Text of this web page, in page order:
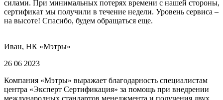
силами. При минимальных потерях времени с нашей стороны,
сертификат мы получили в течение недели. Уровень сервиса –
на высоте! Спасибо, будем обращаться еще.
Иван, НК «Мэтры»
26 06 2023
Компания «Мэтры» выражает благодарность специалистам
центра «Эксперт Сертификация» за помощь при внедрении
международных стандартов менеджмента и получения двух